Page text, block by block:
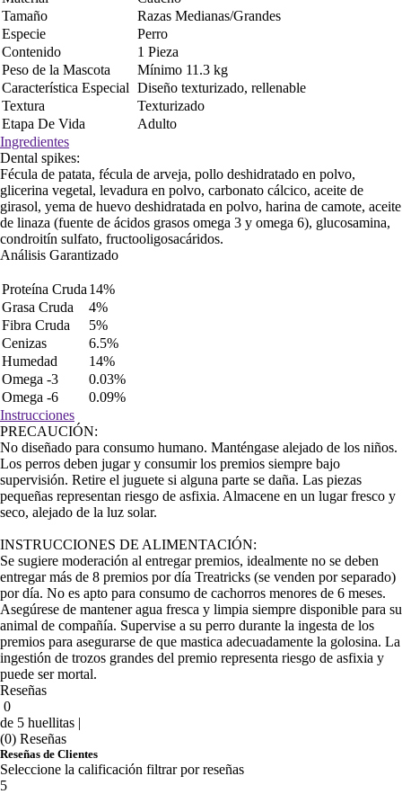
Tamaño
Razas Medianas/Grandes
Especie
Perro
Contenido
1 Pieza
Peso de la Mascota
Mínimo 11.3 kg
Característica Especial Diseño texturizado, rellenable
Textura
Texturizado
Etapa De Vida
Adulto
Ingredientes
Dental spikes:
Fécula de patata, fécula de arveja, pollo deshidratado en polvo,
glicerina vegetal, levadura en polvo, carbonato cálcico, aceite de
girasol, yema de huevo deshidratada en polvo, harina de camote, aceite
de linaza (fuente de ácidos grasos omega 3 y omega 6), glucosamina,
condroitín sulfato, fructooligosacáridos.
Análisis Garantizado
Proteína Cruda 14%
Grasa Cruda
4%
Fibra Cruda
5%
Cenizas
6.5%
Humedad
14%
Omega -3
0.03%
Omega -6
0.09%
Instrucciones
PRECAUCIÓN:
No diseñado para consumo humano. Manténgase alejado de los niños.
Los perros deben jugar y consumir los premios siempre bajo
supervisión. Retire el juguete si alguna parte se daña. Las piezas
pequeñas representan riesgo de asfixia. Almacene en un lugar fresco y
seco, alejado de la luz solar.
INSTRUCCIONES DE ALIMENTACIÓN:
Se sugiere moderación al entregar premios, idealmente no se deben
entregar más de 8 premios por día Treatricks (se venden por separado)
por día. No es apto para consumo de cachorros menores de 6 meses.
Asegúrese de mantener agua fresca y limpia siempre disponible para su
animal de compañía. Supervise a su perro durante la ingesta de los
premios para asegurarse de que mastica adecuadamente la golosina. La
ingestión de trozos grandes del premio representa riesgo de asfixia y
puede ser mortal.
Reseñas
0
de 5 huellitas |
(0) Reseñas
Reseñas de Clientes
Seleccione la calificación filtrar por reseñas
5